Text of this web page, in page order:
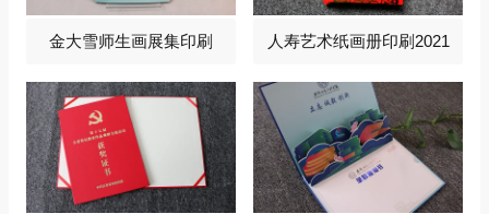
金大雪师生画展集印刷 人寿艺术纸画册印刷2021